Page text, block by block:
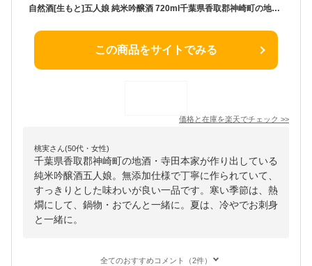
自然酒[生もと]五人娘 純米吟醸酒 720ml千葉県香取郡神崎町の地酒 寺田本家 無添加純米造り 自然酒 生もと造り 長寿 お礼の品 千葉県産 退職祝い おしゃれギフト 人気 御歳暮 お歳暮 クリスマス 冬ギフト
この商品をサイトでみる
価格と在庫を楽天でチェック >>
桃実さん(50代・女性)
千葉県香取郡神崎町の地酒・寺田本家が作り出している
純米吟醸酒五人娘。無添加仕様で丁寧に作られていて、
すっきりとした味わいが良い一品です。寒い季節は、熱
燗にして、鍋物・おでんと一緒に。夏は、冷やでお刺身
と一緒に。
全てのおすすめコメント（2件）